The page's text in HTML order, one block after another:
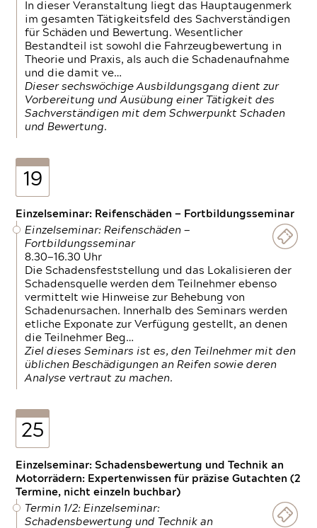
In dieser Veranstaltung liegt das Hauptaugenmerk
im gesamten Tätigkeitsfeld des Sachverständigen
für Schäden und Bewertung. Wesentlicher
Bestandteil ist sowohl die Fahrzeugbewertung in
Theorie und Praxis, als auch die Schadenaufnahme
und die damit ve…
Dieser sechswöchige Ausbildungsgang dient zur
Vorbereitung und Ausübung einer Tätigkeit des
Sachverständigen mit dem Schwerpunkt Schaden
und Bewertung.
19
Einzelseminar: Reifenschäden — Fortbildungsseminar
Einzelseminar: Reifenschäden —
Fortbildungsseminar
8.30—16.30 Uhr
Die Schadensfeststellung und das Lokalisieren der
Schadensquelle werden dem Teilnehmer ebenso
vermittelt wie Hinweise zur Behebung von
Schadenursachen. Innerhalb des Seminars werden
etliche Exponate zur Verfügung gestellt, an denen
die Teilnehmer Beg…
Ziel dieses Seminars ist es, den Teilnehmer mit den
üblichen Beschädigungen an Reifen sowie deren
Analyse vertraut zu machen.
25
Einzelseminar: Schadensbewertung und Technik an
Motorrädern: Expertenwissen für präzise Gutachten (2
Termine, nicht einzeln buchbar)
Termin 1/2: Einzelseminar:
Schadensbewertung und Technik an